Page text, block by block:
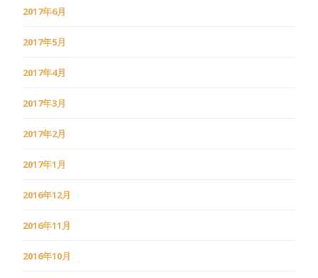
2017年6月
2017年5月
2017年4月
2017年3月
2017年2月
2017年1月
2016年12月
2016年11月
2016年10月